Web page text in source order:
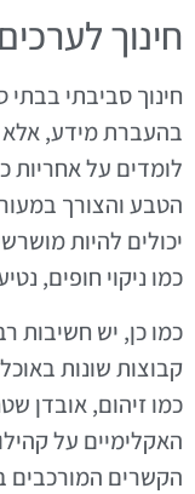
חינוך
חינוך סביבתי
בהעברת מידע, אלא
לומדים על אחריות
הטבע והצורך
יכולים להיות
כמו ניקוי חופים,
כמו כן, יש חשיבות
קבוצות שונות
כמו זיהום, אובדן
האקלימיים על
הקשרים המורכבים